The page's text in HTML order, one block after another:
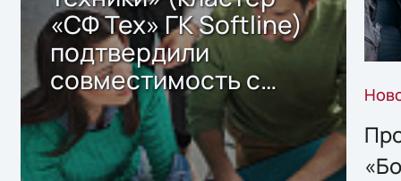
«СФ Тех» ГК Softline)
подтвердили
совместимость с
решением Sharx
Storage 2.x для
хранения данных